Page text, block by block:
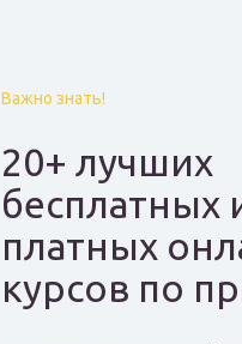
Важно знать!
20+ лучших
бесплатных
платных
курсов по